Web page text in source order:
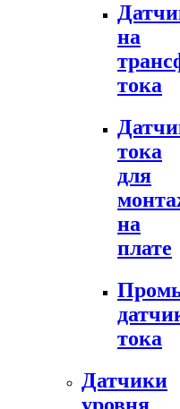
на
тока
тока
для
на
плате
тока
Датчики